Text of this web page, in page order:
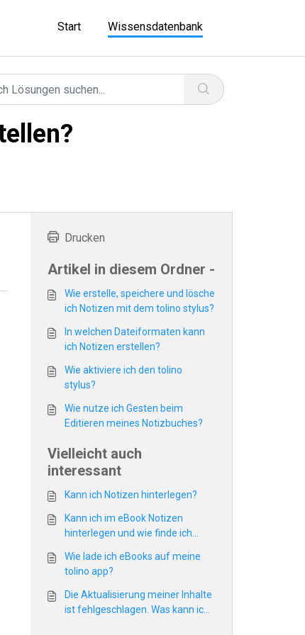
Start
Wissensdatenbank
Drucken
Artikel in diesem Ordner -
Wie erstelle, speichere und lösche
ich Notizen mit dem tolino stylus?
In welchen Dateiformaten kann
ich Notizen erstellen?
Wie aktiviere ich den tolino
stylus?
Wie nutze ich Gesten beim
Editieren meines Notizbuches?
Vielleicht auch
interessant
Kann ich Notizen hinterlegen?
Kann ich im eBook Notizen
hinterlegen und wie finde ich
Wie lade ich eBooks auf meine
tolino app?
Die Aktualisierung meiner Inhalte
ist fehlgeschlagen. Was kann ich